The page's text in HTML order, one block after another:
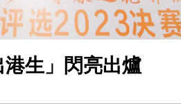
生」閃亮出爐